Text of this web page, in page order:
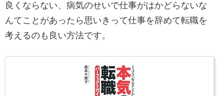
良くならない、病気のせいで仕事がはかどらないな
んてことがあったら思いきって仕事を辞めて転職を
考えるのも良い方法です。